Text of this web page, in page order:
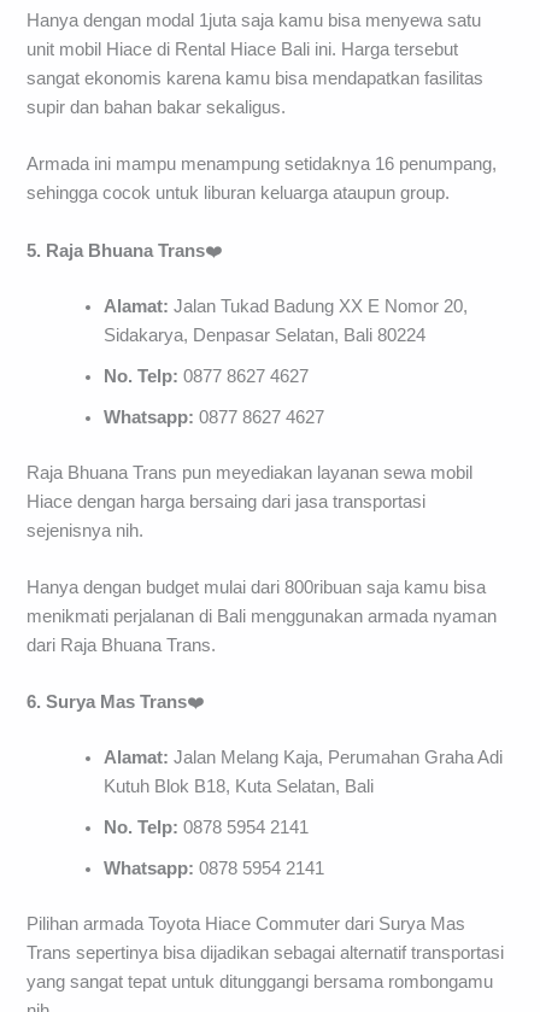
Hanya dengan modal 1juta saja kamu bisa menyewa satu
unit mobil Hiace di Rental Hiace Bali ini. Harga tersebut
sangat ekonomis karena kamu bisa mendapatkan fasilitas
supir dan bahan bakar sekaligus.
Armada ini mampu menampung setidaknya 16 penumpang,
sehingga cocok untuk liburan keluarga ataupun group.
5. Raja Bhuana Trans❤️
Alamat: Jalan Tukad Badung XX E Nomor 20,
Sidakarya, Denpasar Selatan, Bali 80224
No. Telp: 0877 8627 4627
Whatsapp: 0877 8627 4627
Raja Bhuana Trans pun meyediakan layanan sewa mobil
Hiace dengan harga bersaing dari jasa transportasi
sejenisnya nih.
Hanya dengan budget mulai dari 800ribuan saja kamu bisa
menikmati perjalanan di Bali menggunakan armada nyaman
dari Raja Bhuana Trans.
6. Surya Mas Trans❤️
Alamat: Jalan Melang Kaja, Perumahan Graha Adi
Kutuh Blok B18, Kuta Selatan, Bali
No. Telp: 0878 5954 2141
Whatsapp: 0878 5954 2141
Pilihan armada Toyota Hiace Commuter dari Surya Mas
Trans sepertinya bisa dijadikan sebagai alternatif transportasi
yang sangat tepat untuk ditunggangi bersama rombongamu